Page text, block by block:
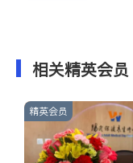
相关精英会员
精英会员